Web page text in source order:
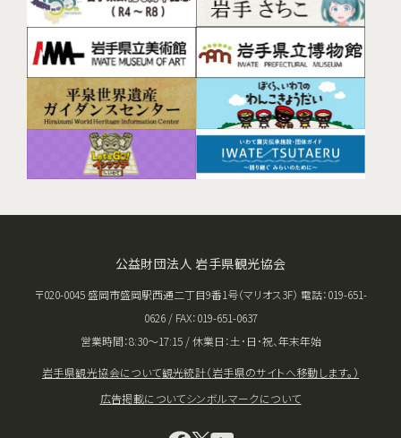
公益財団法人 岩手県観光協会
〒020-0045 盛岡市盛岡駅西通二丁目9番1号（マリオス3F） 電話：019-651-
0626 / FAX：019-651-0637
営業時間：8:30〜17:15 / 休業日：土･日･祝、年末年始
岩手県観光協会について観光統計（岩手県のサイトへ移動します。）
広告掲載についてシンボルマークについて